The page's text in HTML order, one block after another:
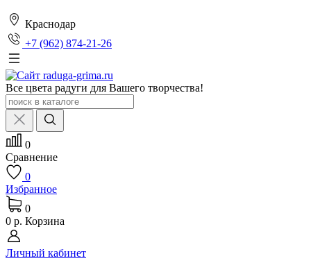
Краснодар
+7 (962) 874-21-26
Все цвета радуги для Вашего творчества!
0
Сравнение
0
Избранное
0
0 р. Корзина
Личный кабинет